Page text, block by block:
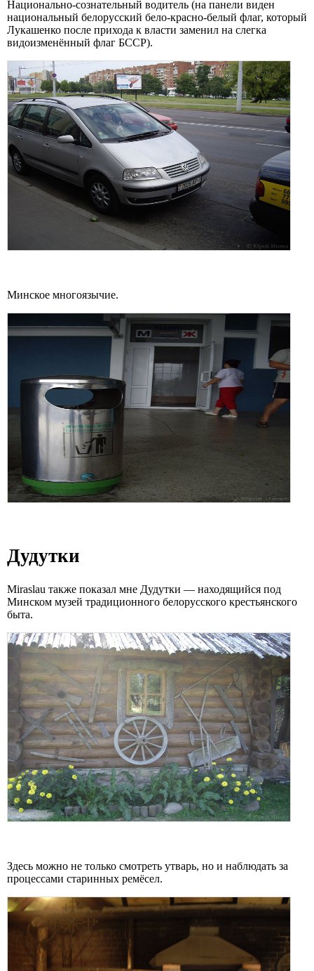
Национально-сознательный водитель (на панели виден
национальный белорусский бело-красно-белый флаг, который
Лукашенко после прихода к власти заменил на слегка
видоизменённый флаг БССР).
Минское многоязычие.
Дудутки
Miraslau также показал мне Дудутки — находящийся под
Минском музей традиционного белорусского крестьянского
быта.
Здесь можно не только смотреть утварь, но и наблюдать за
процессами старинных ремёсел.